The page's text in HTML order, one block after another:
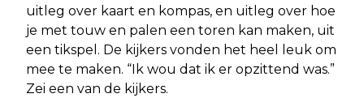
uitleg over kaart en kompas, en uitleg over hoe
je met touw en palen een toren kan maken, uit
een tikspel. De kijkers vonden het heel leuk om
mee te maken. “Ik wou dat ik er opzittend was.”
Zei een van de kijkers.